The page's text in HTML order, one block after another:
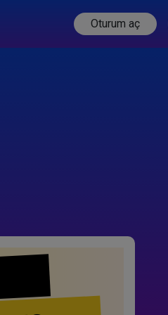
Oturum aç